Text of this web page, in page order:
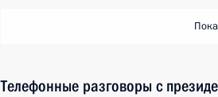
Телефонные разговоры с